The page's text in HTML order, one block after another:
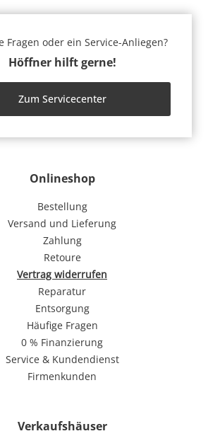
Onlineshop
Bestellung
Versand und Lieferung
Zahlung
Retoure
Vertrag widerrufen
Reparatur
Entsorgung
Häufige Fragen
0 % Finanzierung
Service & Kundendienst
Firmenkunden
Verkaufshäuser
Fragen oder ein Service-Anliegen?
Höffner hilft gerne!
Zum Servicecenter